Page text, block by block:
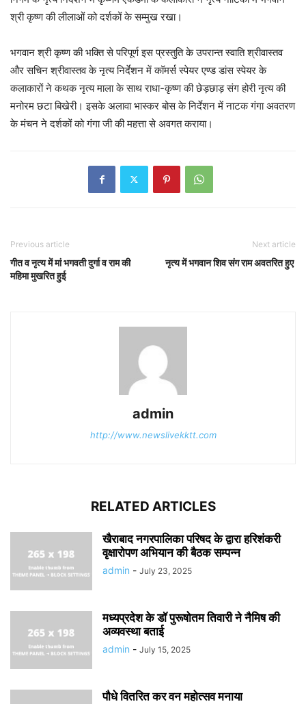
श्री कृष्ण की लीलाओं को दर्शकों के सम्मुख रखा।
भगवान श्री कृष्ण की भक्ति से परिपूर्ण इस प्रस्तुति के उपरान्त स्वाति श्रीवास्तव
और सचिन श्रीवास्तव के नृत्य निर्देशन में कॉमर्स स्पेयर एण्ड डांस स्पेयर के
कलाकारों ने कथक नृत्य माला के साथ राधा-कृष्ण की छेड़छाड़ संग होरी नृत्य की
मनोरम छटा बिखेरी। इसके अलावा भास्कर बोस के निर्देशन में नाटक गंगा अवतरण
के मंचन ने दर्शकों को गंगा जी की महत्ता से अवगत कराया।
Previous article
गीत व नृत्य में मां भगवती दुर्गा व राम की
महिमा मुखरित हुई
Next article
नृत्य में भगवान शिव संग राम अवतरित हुए
admin
http://www.newslivekktt.com
RELATED ARTICLES
खैराबाद नगरपालिका परिषद के द्वारा हरिशंकरी
वृक्षारोपण अभियान की बैठक सम्पन्न
admin - July 23, 2025
मध्यप्रदेश के डॉ पुरूषोतम तिवारी ने नैमिष की
अव्यवस्था बताई
admin - July 15, 2025
पौधे वितरित कर वन महोत्सव मनाया